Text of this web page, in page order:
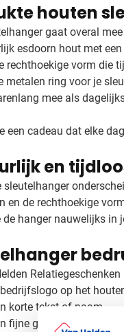
houten
gaat overal
esdoorn hout met
rechthoekige vorm die
metalen ring voor je
mee als
een cadeau dat elke
en
sleutelhanger
en de rechthoekige
de hanger nauwelijks in
op het
korte tekst of naam
fijne gravering die het